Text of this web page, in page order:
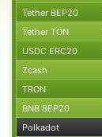
Tether BEP20
Tether TON
USDC ERC20
Zcash
TRON
BNB BEP20
Polkadot